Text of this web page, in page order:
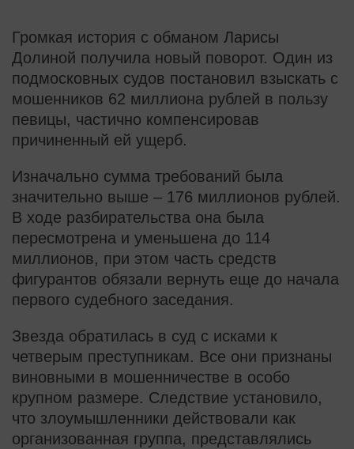
Громкая история с обманом Ларисы
Долиной получила новый поворот. Один из
подмосковных судов постановил взыскать с
мошенников 62 миллиона рублей в пользу
певицы, частично компенсировав
причиненный ей ущерб.
Изначально сумма требований была
значительно выше – 176 миллионов рублей.
В ходе разбирательства она была
пересмотрена и уменьшена до 114
миллионов, при этом часть средств
фигурантов обязали вернуть еще до начала
первого судебного заседания.
Звезда обратилась в суд с исками к
четверым преступникам. Все они признаны
виновными в мошенничестве в особо
крупном размере. Следствие установило,
что злоумышленники действовали как
организованная группа, представлялись